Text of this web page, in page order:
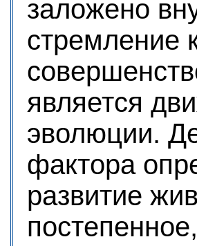
заложено
стремление
является
эволюции.
фактора
развитие